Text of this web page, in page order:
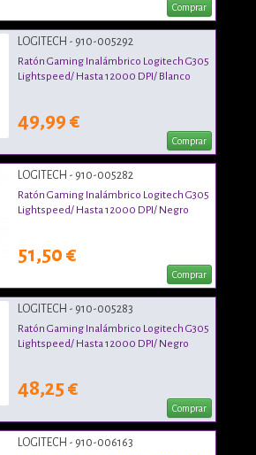
Comprar
LOGITECH - 910-005292
Ratón Gaming Inalámbrico Logitech G305
Lightspeed/ Hasta 12000 DPI/ Blanco
49,99 €
Comprar
LOGITECH - 910-005282
Ratón Gaming Inalámbrico Logitech G305
Lightspeed/ Hasta 12000 DPI/ Negro
51,50 €
Comprar
LOGITECH - 910-005283
Ratón Gaming Inalámbrico Logitech G305
Lightspeed/ Hasta 12000 DPI/ Negro
48,25 €
Comprar
LOGITECH - 910-006163